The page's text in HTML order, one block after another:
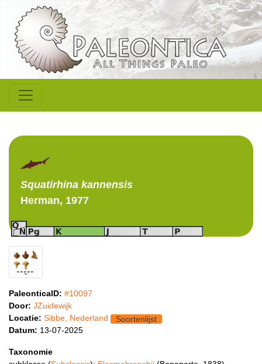
Squatirhina kannensis
Herman, 1977
PaleonticaID: #10097
Door: JZuidewijk
Locatie: Sibbe, Nederland
Soortenlijst
Datum: 13-07-2025
Taxonomie